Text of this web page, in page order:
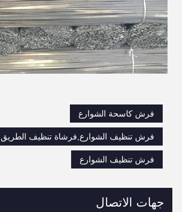
فرش كاسحة الشوارع
فرش تنظيف الشوارع,فرشاة تنظيف الطريق
فرش تنظيف الشوارع
جهات الاتصال